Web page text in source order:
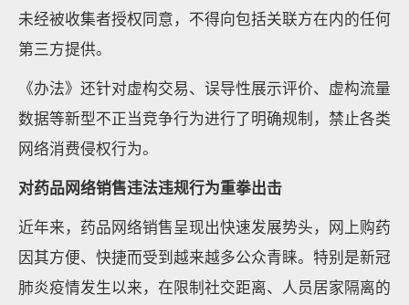
未经被收集者授权同意，不得向包括关联方在内的任何
第三方提供。
《办法》还针对虚构交易、误导性展示评价、虚构流量
数据等新型不正当竞争行为进行了明确规制，禁止各类
网络消费侵权行为。
对药品网络销售违法违规行为重拳出击
近年来，药品网络销售呈现出快速发展势头，网上购药
因其方便、快捷而受到越来越多公众青睐。特别是新冠
肺炎疫情发生以来，在限制社交距离、人员居家隔离的